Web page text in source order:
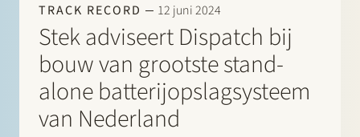
TRACK RECORD 12 juni 2024
Stek adviseert Dispatch bij
bouw van grootste stand-
alone batterijopslagsysteem
van Nederland